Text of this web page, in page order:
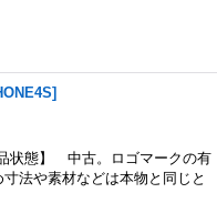
]
状態】 中古。ロゴマークの有
法や素材などは本物と同じと